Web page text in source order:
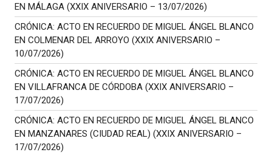
EN MÁLAGA (XXIX ANIVERSARIO – 13/07/2026)
CRÓNICA: ACTO EN RECUERDO DE MIGUEL ÁNGEL BLANCO
EN COLMENAR DEL ARROYO (XXIX ANIVERSARIO –
10/07/2026)
CRÓNICA: ACTO EN RECUERDO DE MIGUEL ÁNGEL BLANCO
EN VILLAFRANCA DE CÓRDOBA (XXIX ANIVERSARIO –
17/07/2026)
CRÓNICA: ACTO EN RECUERDO DE MIGUEL ÁNGEL BLANCO
EN MANZANARES (CIUDAD REAL) (XXIX ANIVERSARIO –
17/07/2026)